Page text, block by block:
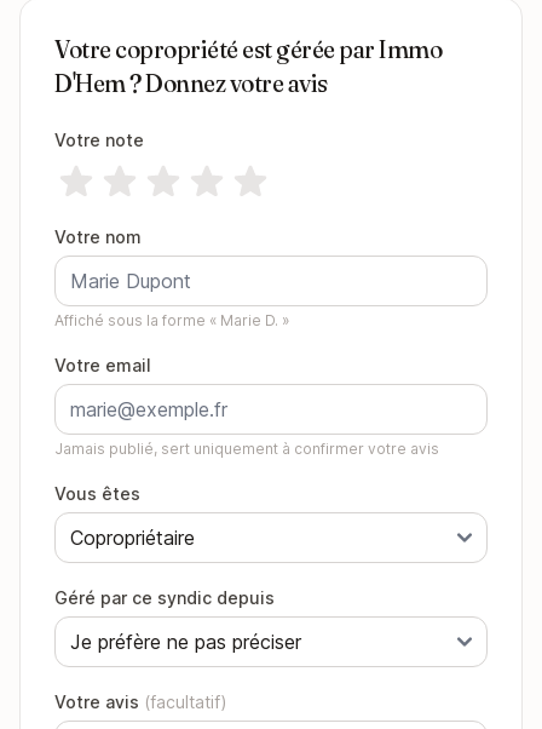
Votre copropriété est gérée par Immo
D'Hem ? Donnez votre avis
Votre note
Votre nom
Affiché sous la forme « Marie D. »
Votre email
Jamais publié, sert uniquement à confirmer votre avis
Vous êtes
Géré par ce syndic depuis
Votre avis (facultatif)